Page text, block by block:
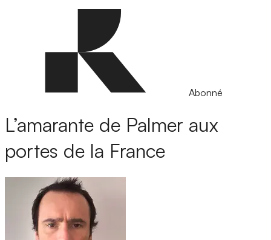
Abonné
L’amarante de Palmer aux
portes de la France